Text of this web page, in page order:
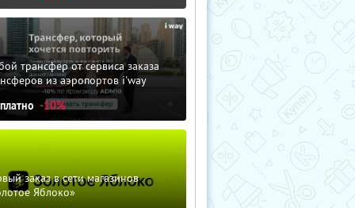
трансфер от сервиса заказа
из аэропортов i'way
-10%
заказ в сети магазинов
Яблоко»